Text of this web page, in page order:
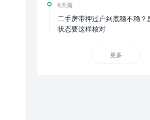
6天前
二手房带押过户到底稳不稳？
状态要这样核对
更多